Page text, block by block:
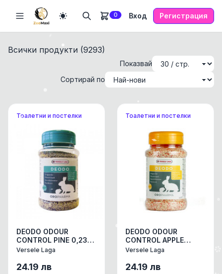
0 Вход Регистрация
Всички продукти (9293)
Показвай
Сортирай по
Тоалетни и постелки
DEODO ODOUR
CONTROL PINE 0,230
KG - ДЕОДОРАНТ НА
МАЛКИ ЖИВОТНИ -
Versele Laga
24.19 лв
Тоалетни и постелки
DEODO ODOUR
CONTROL APPLE
0,230 KG -
ЗА КЛЕТКИ НА
Versele Laga
24.19 лв